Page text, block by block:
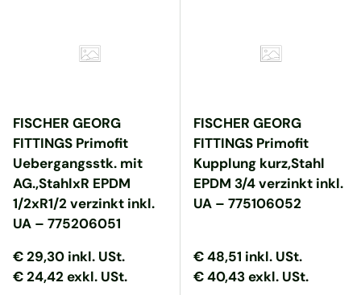
FISCHER GEORG
FITTINGS Primofit
Uebergangsstk. mit
AG.,StahlxR EPDM
1/2xR1/2 verzinkt inkl.
UA – 775206051
Normaler Preis
Normaler Preis
€ 29,30 inkl. USt.
€ 24,42 exkl. USt.
FISCHER GEORG
FITTINGS Primofit
Kupplung kurz,Stahl
EPDM 3/4 verzinkt inkl.
UA – 775106052
Normaler Preis
Normaler Preis
€ 48,51 inkl. USt.
€ 40,43 exkl. USt.